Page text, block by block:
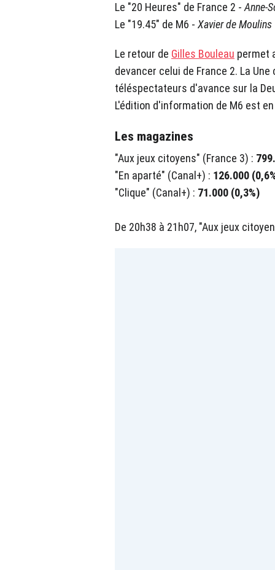
Le "20 Heures" de France 2 - Anne-
Le "19.45" de M6 - Xavier de Moulins
Le retour de Gilles Bouleau permet
devancer celui de France 2. La
téléspectateurs d'avance sur la
L'édition d'information de M6 est
Les magazines
"Aux jeux citoyens" (France 3) :
"En aparté" (Canal+) : 126.000
"Clique" (Canal+) : 71.000 (0,3%)
De 20h38 à 21h07, "Aux jeux